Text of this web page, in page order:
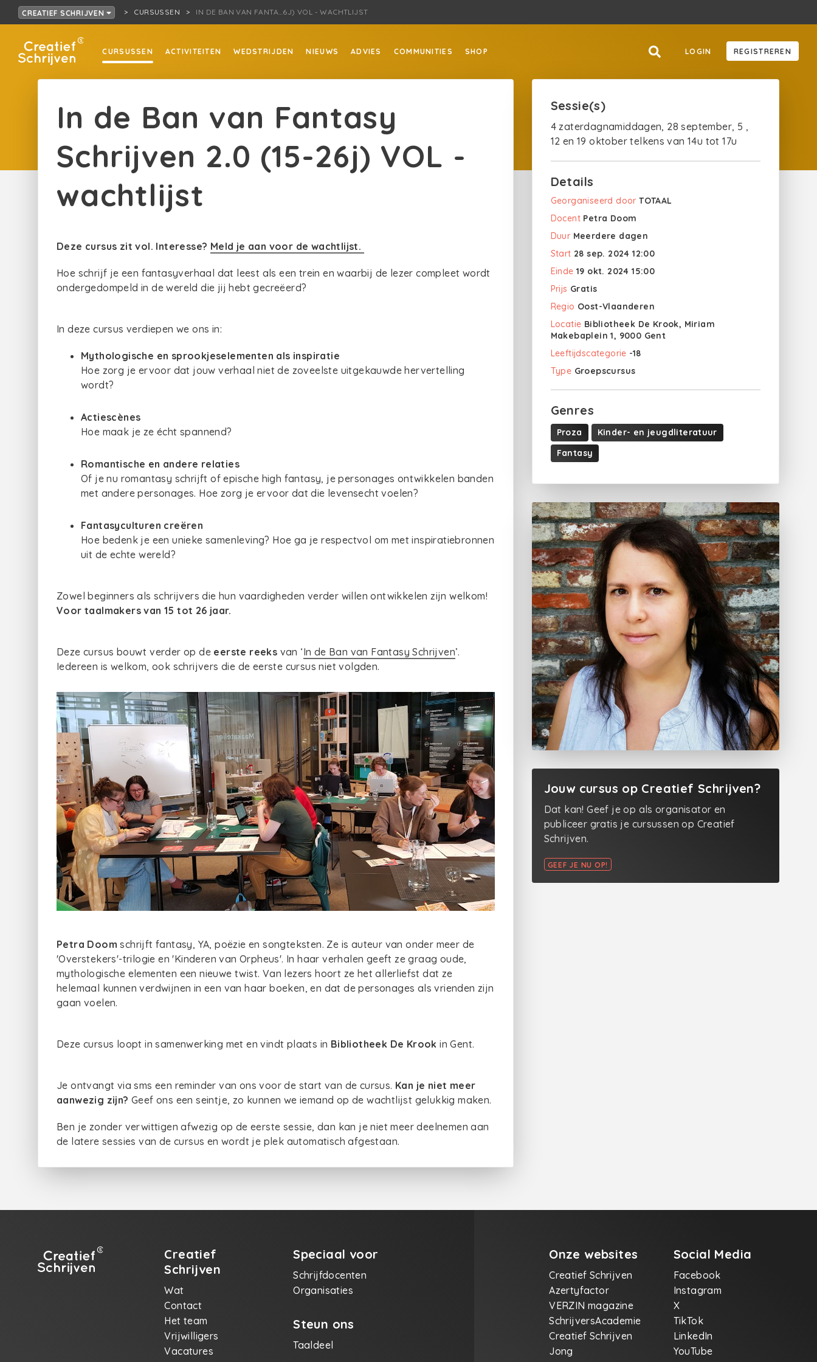
CREATIEF SCHRIJVEN CURSUSSEN IN DE BAN VAN FANTA…6J) VOL - WACHTLIJST
CURSUSSEN ACTIVITEITEN WEDSTRIJDEN NIEUWS ADVIES COMMUNITIES SHOP LOGIN REGISTREREN
In de Ban van Fantasy
Schrijven 2.0 (15-26j) VOL -
wachtlijst
Deze cursus zit vol. Interesse? Meld je aan voor de wachtlijst.
Hoe schrijf je een fantasyverhaal dat leest als een trein en waarbij de lezer compleet wordt
ondergedompeld in de wereld die jij hebt gecreëerd?
In deze cursus verdiepen we ons in:
Mythologische en sprookjeselementen als inspiratie
Hoe zorg je ervoor dat jouw verhaal niet de zoveelste uitgekauwde hervertelling
wordt?
Actiescènes
Hoe maak je ze écht spannend?
Romantische en andere relaties
Of je nu romantasy schrijft of epische high fantasy, je personages ontwikkelen banden
met andere personages. Hoe zorg je ervoor dat die levensecht voelen?
Fantasyculturen creëren
Hoe bedenk je een unieke samenleving? Hoe ga je respectvol om met inspiratiebronnen
uit de echte wereld?
Zowel beginners als schrijvers die hun vaardigheden verder willen ontwikkelen zijn welkom!
Voor taalmakers van 15 tot 26 jaar.
Deze cursus bouwt verder op de eerste reeks van ‘In de Ban van Fantasy Schrijven’.
Iedereen is welkom, ook schrijvers die de eerste cursus niet volgden.
Petra Doom schrijft fantasy, YA, poëzie en songteksten. Ze is auteur van onder meer de
'Overstekers'-trilogie en 'Kinderen van Orpheus'. In haar verhalen geeft ze graag oude,
mythologische elementen een nieuwe twist. Van lezers hoort ze het allerliefst dat ze
helemaal kunnen verdwijnen in een van haar boeken, en dat de personages als vrienden zijn
gaan voelen.
Deze cursus loopt in samenwerking met en vindt plaats in Bibliotheek De Krook in Gent.
Je ontvangt via sms een reminder van ons voor de start van de cursus. Kan je niet meer
aanwezig zijn? Geef ons een seintje, zo kunnen we iemand op de wachtlijst gelukkig maken.
Ben je zonder verwittigen afwezig op de eerste sessie, dan kan je niet meer deelnemen aan
de latere sessies van de cursus en wordt je plek automatisch afgestaan.
Sessie(s)
4 zaterdagnamiddagen, 28 september, 5 ,
12 en 19 oktober telkens van 14u tot 17u
Details
Georganiseerd door TOTAAL
Docent Petra Doom
Duur Meerdere dagen
Start 28 sep. 2024 12:00
Einde 19 okt. 2024 15:00
Prijs Gratis
Regio Oost-Vlaanderen
Locatie Bibliotheek De Krook, Miriam
Makebaplein 1, 9000 Gent
Leeftijdscategorie -18
Type Groepscursus
Genres
Proza
Kinder- en jeugdliteratuur
Fantasy
Jouw cursus op Creatief Schrijven?
Dat kan! Geef je op als organisator en
publiceer gratis je cursussen op Creatief
Schrijven.
GEEF JE NU OP!
Creatief
Schrijven
Wat
Contact
Het team
Vrijwilligers
Vacatures
Speciaal voor
Schrijfdocenten
Organisaties
Steun ons
Taaldeel
Onze websites
Creatief Schrijven
Azertyfactor
VERZIN magazine
SchrijversAcademie
Creatief Schrijven
Jong
Social Media
Facebook
Instagram
X
TikTok
LinkedIn
YouTube